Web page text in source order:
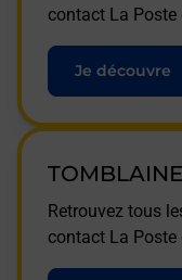
contact La
Je découvre
TOMBLAINE
Retrouvez tous
contact La